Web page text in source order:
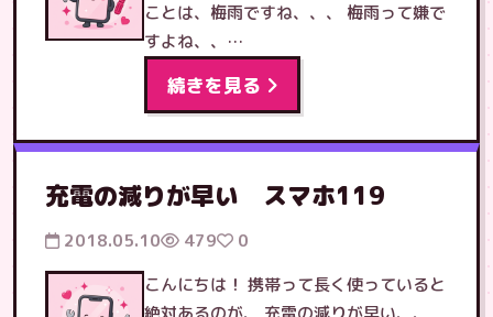
ことは、梅雨ですね、、、 梅雨って嫌で
すよね、、…
続きを見る
充電の減りが早い スマホ119
2018.05.10 479
0
こんにちは！ 携帯って長く使っていると